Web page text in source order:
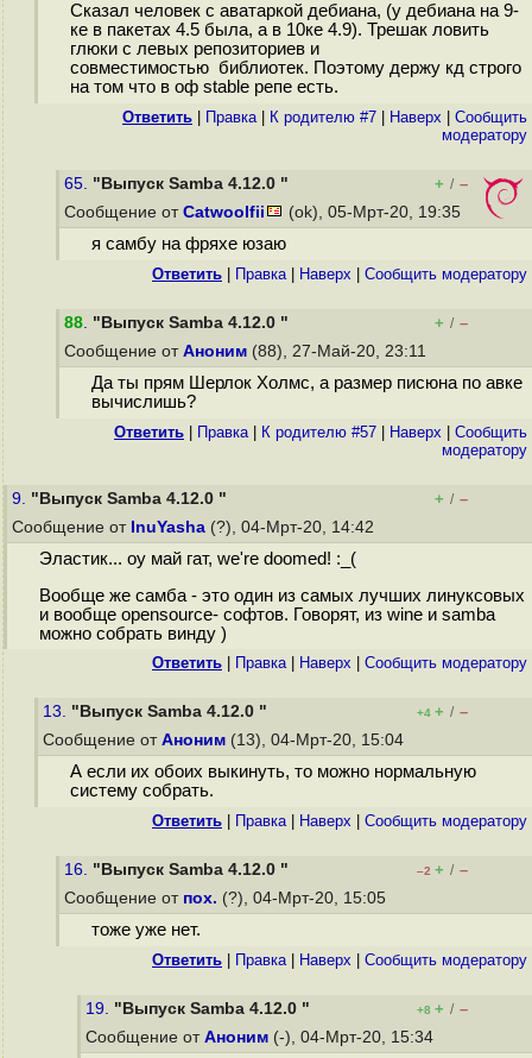
Сказал человек c аватаркой дебиана, (у дебиана на 9-
ке в пакетах 4.5 была, а в 10ке 4.9). Трешак ловить
глюки с левых репозиториев и
совместимостью библиотек. Поэтому держу кд строго
на том что в оф stable репе есть.
Ответить Правка| К родителю #7 Наверх
Cообщить
модератору
65. "Выпуск Samba 4.12.0 " + / –
Сообщение от Catwoolfii (ok), 05-Мрт-20, 19:35
я самбу на фряхе юзаю
Ответить Правка| Наверх Cообщить модератору
88. "Выпуск Samba 4.12.0 " + / –
Сообщение от Аноним (88), 27-Май-20, 23:11
Да ты прям Шерлок Холмс, а размер писюна по авке
вычислишь?
Ответить Правка| К родителю #57 Наверх
Cообщить
модератору
9. "Выпуск Samba 4.12.0 " + / –
Сообщение от InuYasha (?), 04-Мрт-20, 14:42
Эластик... оу май гат, we're doomed! :_(
Вообще же самба - это один из самых лучших линуксовых
и вообще opensource- софтов. Говорят, из wine и samba
можно собрать винду )
Ответить Правка| Наверх Cообщить модератору
13. "Выпуск Samba 4.12.0 " +4 + / –
Сообщение от Аноним (13), 04-Мрт-20, 15:04
А если их обоих выкинуть, то можно нормальную
систему собрать.
Ответить Правка| Наверх Cообщить модератору
16. "Выпуск Samba 4.12.0 " –2 + / –
Сообщение от пох. (?), 04-Мрт-20, 15:05
тоже уже нет.
Ответить Правка| Наверх Cообщить модератору
19. "Выпуск Samba 4.12.0 " +8 + / –
Сообщение от Аноним (-), 04-Мрт-20, 15:34